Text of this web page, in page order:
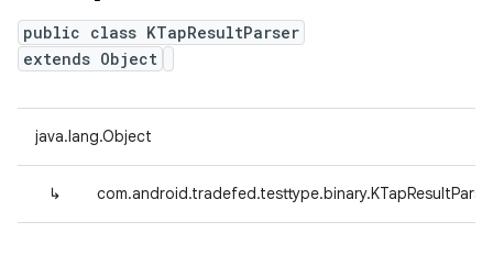
public class KTapResultParser
extends Object
java.lang.Object
↳